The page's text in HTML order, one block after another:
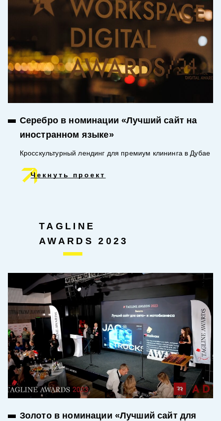
Серебро в номинации «Лучший сайт на
иностранном языке»
Кросскультурный лендинг для премиум клининга в Дубае
Чекнуть проект
TAGLINE
AWARDS 2023
Золото в номинации «Лучший сайт для